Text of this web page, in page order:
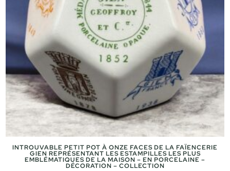
INTROUVABLE PETIT POT À ONZE FACES DE LA FAÏENCERIE
GIEN REPRÉSENTANT LES ESTAMPILLES LES PLUS
EMBLÉMATIQUES DE LA MAISON – EN PORCELAINE –
DÉCORATION – COLLECTION